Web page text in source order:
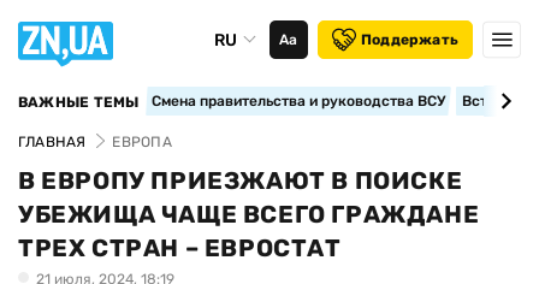
RU Аа Поддержать
ВАЖНЫЕ ТЕМЫ Смена правительства и руководства ВСУ
ГЛАВНАЯ ЕВРОПА
В ЕВРОПУ ПРИЕЗЖАЮТ В ПОИСКЕ
УБЕЖИЩА ЧАЩЕ ВСЕГО ГРАЖДАНЕ
ТРЕХ СТРАН – ЕВРОСТАТ
21 июля, 2024, 18:19